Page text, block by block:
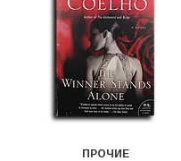
ПРОЧИЕ